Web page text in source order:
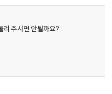
려 주시면 안될까요?